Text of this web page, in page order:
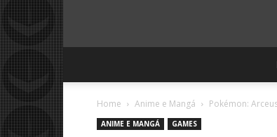
Home Anime e Mangá Pokémon:
ANIME E MANGÁ GAMES